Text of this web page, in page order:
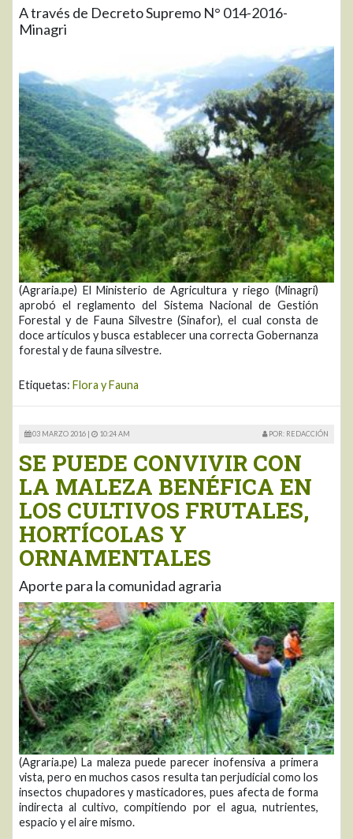
A través de Decreto Supremo N° 014-2016-
Minagri
(Agraria.pe) El Ministerio de Agricultura y riego (Minagri)
aprobó el reglamento del Sistema Nacional de Gestión
Forestal y de Fauna Silvestre (Sinafor), el cual consta de
doce artículos y busca establecer una correcta Gobernanza
forestal y de fauna silvestre.
Etiquetas: Flora y Fauna
03 MARZO 2016 | 10:24 AM POR: REDACCIÓN
SE PUEDE CONVIVIR CON
LA MALEZA BENÉFICA EN
LOS CULTIVOS FRUTALES,
HORTÍCOLAS Y
ORNAMENTALES
Aporte para la comunidad agraria
(Agraria.pe) La maleza puede parecer inofensiva a primera
vista, pero en muchos casos resulta tan perjudicial como los
insectos chupadores y masticadores, pues afecta de forma
indirecta al cultivo, compitiendo por el agua, nutrientes,
espacio y el aire mismo.